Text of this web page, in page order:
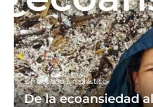
Un océano sin plástico
De la ecoansiedad